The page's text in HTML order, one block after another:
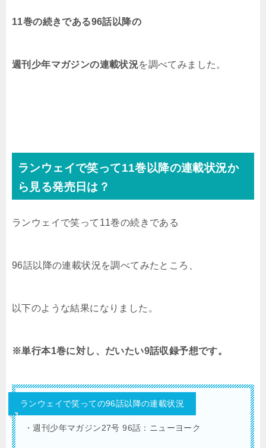
11巻の続きである96話以降の
週刊少年マガジンの連載状況を調べてみました。
ランウェイで笑って11巻 以降の連載状況か
ら見る発売日は？
ランウェイで笑って11巻の続きである
96話以降の連載状況を調べてみたところ、
以下のような結果になりました。
※単行本1巻に対し、だいたい9話収録予想です。
ランウェイで笑っての96話以降の連載状況
・週刊少年マガジン27号 96話：ニューヨーク